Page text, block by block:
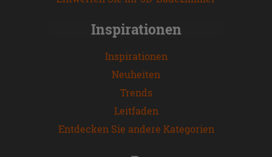
Inspirationen
Inspirationen
Neuheiten
Trends
Leitfaden
Entdecken Sie andere Kategorien